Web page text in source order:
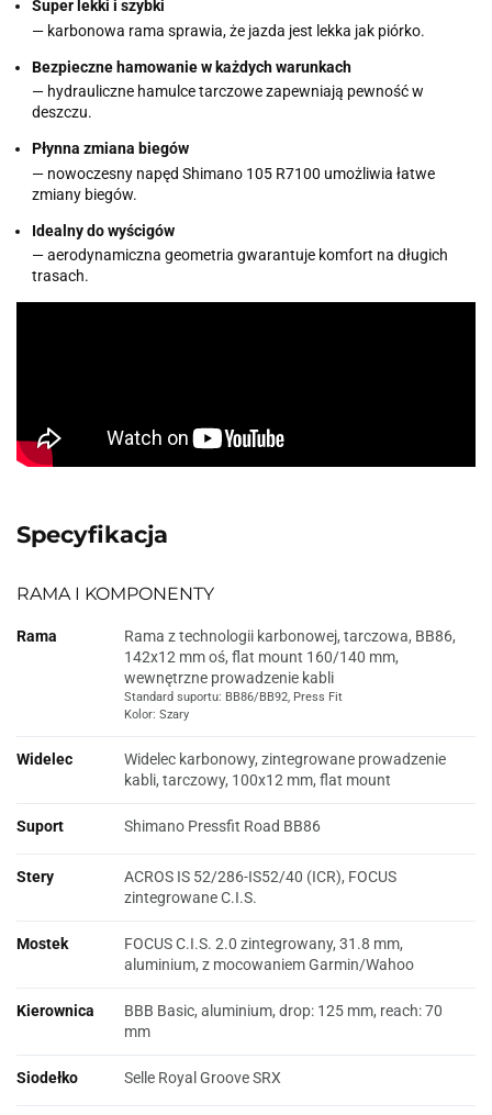
Super lekki i szybki
— karbonowa rama sprawia, że jazda jest lekka jak piórko.
Bezpieczne hamowanie w każdych warunkach
— hydrauliczne hamulce tarczowe zapewniają pewność w
deszczu.
Płynna zmiana biegów
— nowoczesny napęd Shimano 105 R7100 umożliwia łatwe
zmiany biegów.
Idealny do wyścigów
— aerodynamiczna geometria gwarantuje komfort na długich
trasach.
Specyfikacja
RAMA I KOMPONENTY
Rama
Rama z technologii karbonowej, tarczowa, BB86,
142x12 mm oś, flat mount 160/140 mm,
wewnętrzne prowadzenie kabli
Standard suportu: BB86/BB92, Press Fit
Kolor: Szary
Widelec
Widelec karbonowy, zintegrowane prowadzenie
kabli, tarczowy, 100x12 mm, flat mount
Suport Shimano Pressfit Road BB86
Stery
ACROS IS 52/286-IS52/40 (ICR), FOCUS
zintegrowane C.I.S.
Mostek
FOCUS C.I.S. 2.0 zintegrowany, 31.8 mm,
aluminium, z mocowaniem Garmin/Wahoo
Kierownica
BBB Basic, aluminium, drop: 125 mm, reach: 70
mm
Siodełko Selle Royal Groove SRX